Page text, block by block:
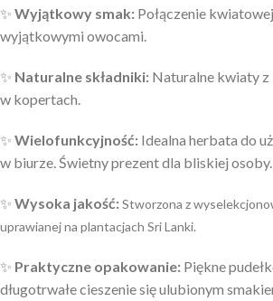
✨ Wyjątkowy smak: Połączenie
wyjątkowymi owocami.
✨ Naturalne składniki: Naturalne kwiaty
w kopertach.
✨ Wielofunkcyjność: Idealna herbata do
w biurze. Świetny prezent dla bliskiej osoby.
✨ Wysoka jakość:Stworzona z
uprawianej na plantacjach Sri Lanki.
✨ Praktyczne opakowanie: Piękne
długotrwałe cieszenie się ulubionym